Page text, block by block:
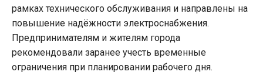
рамках технического обслуживания и направлены на
повышение надёжности электроснабжения.
Предпринимателям и жителям города
рекомендовали заранее учесть временные
ограничения при планировании рабочего дня.